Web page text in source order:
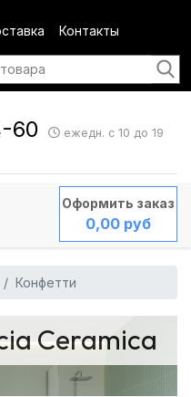
Контакты
60 ежедн. с 10 до 19
Оформить заказ
0,00 руб
Конфетти
Ceramica